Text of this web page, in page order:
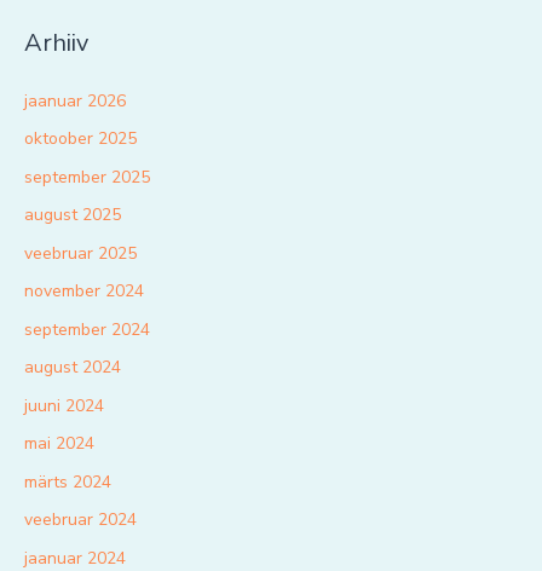
Arhiiv
jaanuar 2026
oktoober 2025
september 2025
august 2025
veebruar 2025
november 2024
september 2024
august 2024
juuni 2024
mai 2024
märts 2024
veebruar 2024
jaanuar 2024